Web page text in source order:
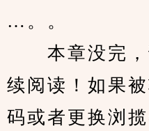
…。。
本章没完，
续阅读！如果
码或者更换浏揽